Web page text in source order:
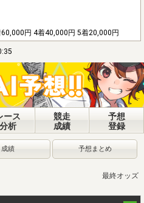
円 4着40,000円 5着20,000円
ース
分析
競走
成績
予想
登録
成績 予想まとめ
最終オッズ